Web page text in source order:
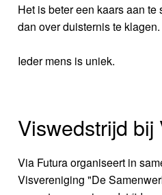
Het is beter een kaars aan te
dan over duisternis te klagen.
Ieder mens is uniek.
Viswedstrijd bij
Via Futura organiseert in
Visvereniging "De